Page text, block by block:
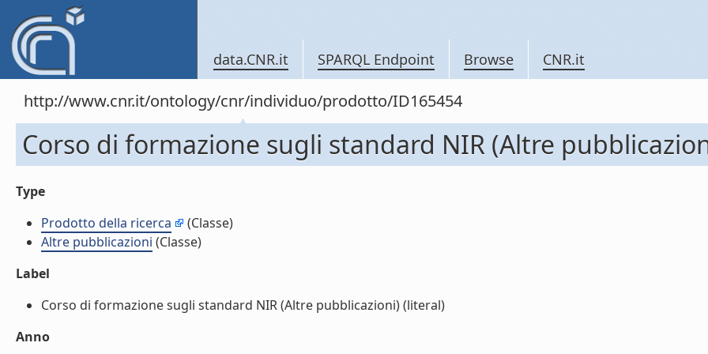
data.CNR.it SPARQL Endpoint Browse CNR.it
http://www.cnr.it/ontology/cnr/individuo/prodotto/ID165454
Corso di formazione sugli standard NIR (Altre
Type
Prodotto della ricerca
(Classe)
Altre pubblicazioni (Classe)
Label
Corso di formazione sugli standard NIR (Altre pubblicazioni) (literal)
Anno